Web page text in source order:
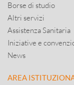
Borse di studio
Altri servizi
Assistenza Sanitaria
Iniziative e
News
AREA